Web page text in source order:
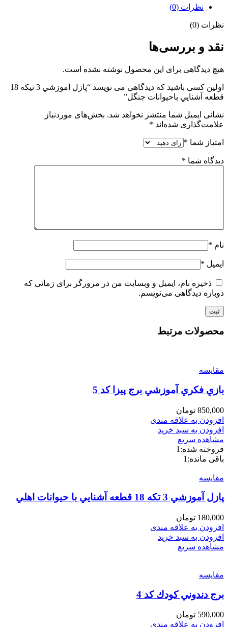
نظرات (0)
نظرات (0)
نقد و بررسی‌ها
هیچ دیدگاهی برای این محصول نوشته نشده است.
اولین کسی باشید که دیدگاهی می نویسد “پازل اموزشي 3 تيكه 18
قطعه آشنايي باحيوانات جنگل”
نشانی ایمیل شما منتشر نخواهد شد. بخش‌های موردنیاز
علامت‌گذاری شده‌اند *
امتیاز شما *
دیدگاه شما *
نام *
ایمیل *
ذخیره نام، ایمیل و وبسایت من در مرورگر برای زمانی که
دوباره دیدگاهی می‌نویسم.
محصولات مرتبط
مقایسه
بازي فكري آموزشي برج پيزا كد 5
850,000 تومان
افزودن به علاقه مندی
افزودن به سبد خرید
مشاهده سریع
فروخته شده: 1
باقی مانده: 1
مقایسه
پازل آموزشي 3 تكه 18 قطعه آشنايي با حيوانات اهلي
180,000 تومان
افزودن به علاقه مندی
افزودن به سبد خرید
مشاهده سریع
مقایسه
برج دندوني كودك كد 4
590,000 تومان
افزودن به علاقه مندی